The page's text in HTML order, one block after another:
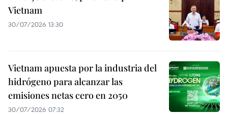
Vietnam
30/07/2026 13:30
Vietnam apuesta por la industria del
hidrógeno para alcanzar las
emisiones netas cero en 2050
30/07/2026 07:32